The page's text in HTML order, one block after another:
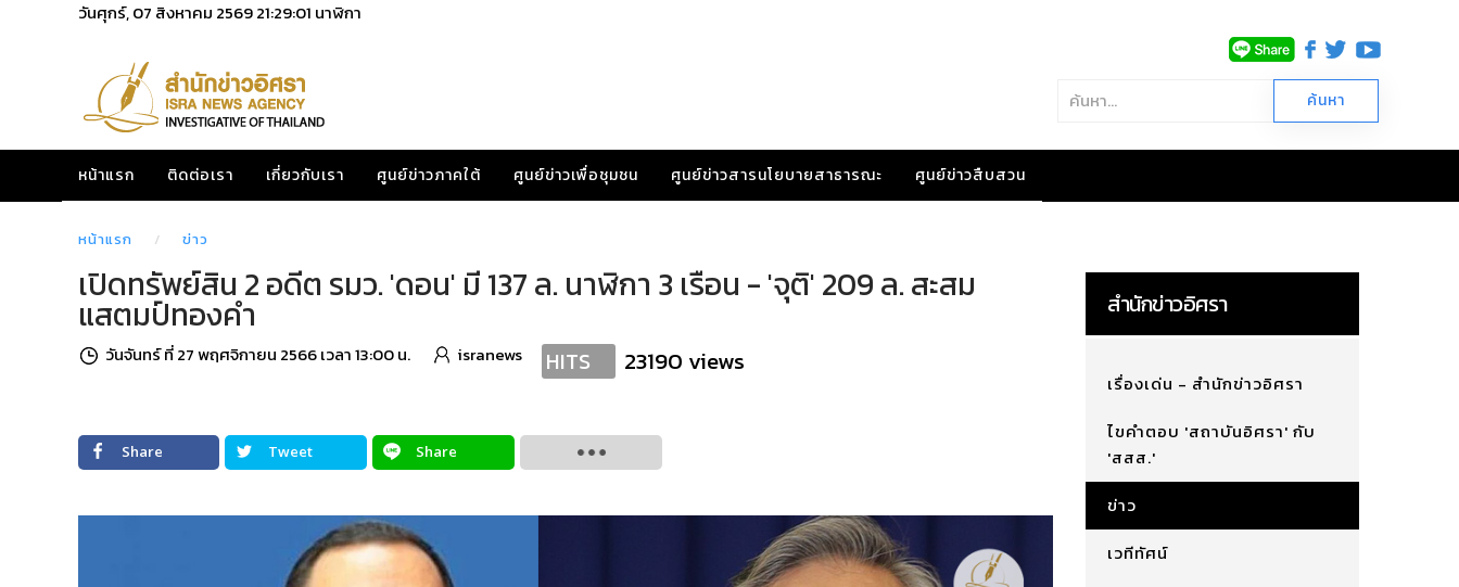
วันศุกร์, 07 สิงหาคม 256921:29:03นาฬิกา
หน้าแรก ติดต่อเรา เกี่ยวกับเรา ศูนย์ข่าวภาคใต้ ศูนย์ข่าวเพื่อชุมชน ศูนย์ข่าวสารนโยบายสาธารณะ ศูนย์ข่าวสืบสวน
หน้าแรก ข่าว
เปิดทรัพย์สิน 2 อดีต รมว. 'ดอน' มี 137 ล. นาฬิกา 3 เรือน - 'จุติ' 209 ล. สะสม
แสตมป์ทองคำ
วันจันทร์ ที่ 27 พฤศจิกายน 2566 เวลา 13:00 น. isranews HITS 23190 views
Share Tweet Share
สำนักข่าวอิศรา
เรื่องเด่น - สำนักข่าวอิศรา
ไขคำตอบ 'สถาบันอิศรา' กับ
'สสส.'
ข่าว
เวทีทัศน์